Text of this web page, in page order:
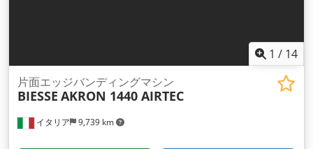
1 / 14
イタリア 9,739 km
片面エッジバンディングマシン
BIESSE AKRON 1440 AIRTEC